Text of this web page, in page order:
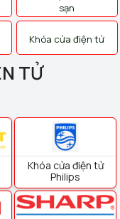
sạn
Khóa cửa điện tử
TỬ
Khóa cửa điện tử
Philips